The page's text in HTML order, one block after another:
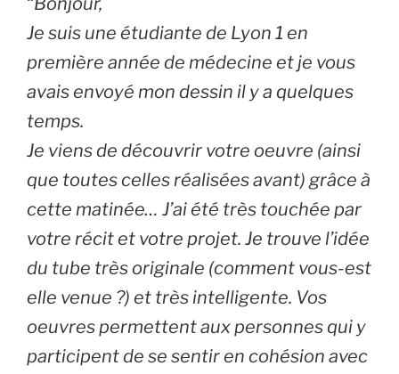
Je suis une étudiante de Lyon 1 en
première année de médecine et je vous
avais envoyé mon dessin il y a quelques
temps.
Je viens de découvrir votre oeuvre (ainsi
que toutes celles réalisées avant) grâce à
cette matinée… J’ai été très touchée par
votre récit et votre projet. Je trouve l’idée
du tube très originale (comment vous-est
elle venue ?) et très intelligente. Vos
oeuvres permettent aux personnes qui y
participent de se sentir en cohésion avec